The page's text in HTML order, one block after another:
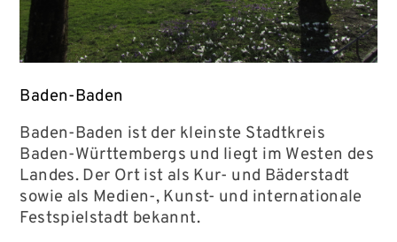
Baden-Baden
Baden-Baden ist der kleinste Stadtkreis
Baden-Württembergs und liegt im Westen des
Landes. Der Ort ist als Kur- und Bäderstadt
sowie als Medien-, Kunst- und internationale
Festspielstadt bekannt.